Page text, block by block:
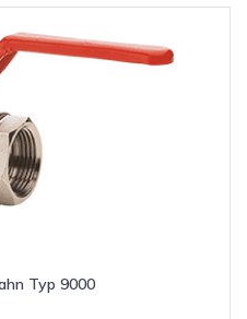
Typ 9000